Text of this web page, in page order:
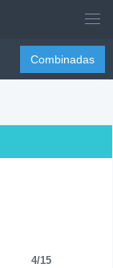
Combinadas
4/15